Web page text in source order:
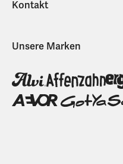
Kontakt
Unsere Marken